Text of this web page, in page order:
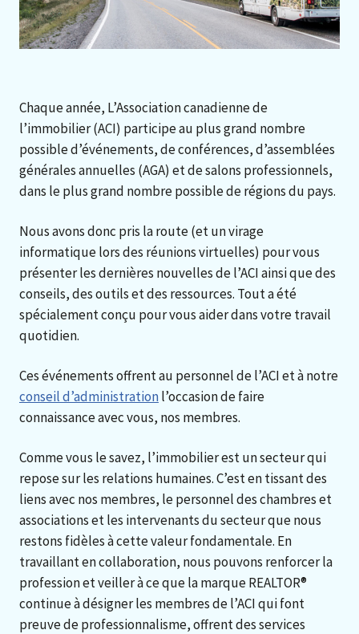
Chaque année, L’Association canadienne de
l’immobilier (ACI) participe au plus grand nombre
possible d’événements, de conférences, d’assemblées
générales annuelles (AGA) et de salons professionnels,
dans le plus grand nombre possible de régions du pays.
Nous avons donc pris la route (et un virage
informatique lors des réunions virtuelles) pour vous
présenter les dernières nouvelles de l’ACI ainsi que des
conseils, des outils et des ressources. Tout a été
spécialement conçu pour vous aider dans votre travail
quotidien.
Ces événements offrent au personnel de l’ACI et à notre
conseil d’administrationl’occasion de faire
connaissance avec vous, nos membres.
Comme vous le savez, l’immobilier est un secteur qui
repose sur les relations humaines. C’est en tissant des
liens avec nos membres, le personnel des chambres et
associations et les intervenants du secteur que nous
restons fidèles à cette valeur fondamentale. En
travaillant en collaboration, nous pouvons renforcer la
profession et veiller à ce que la marque REALTOR®
continue à désigner les membres de l’ACI qui font
preuve de professionnalisme, offrent des services